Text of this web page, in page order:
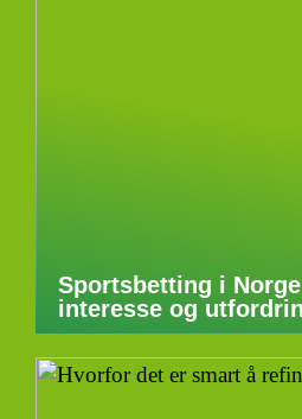
Sportsbetting i
interesse og